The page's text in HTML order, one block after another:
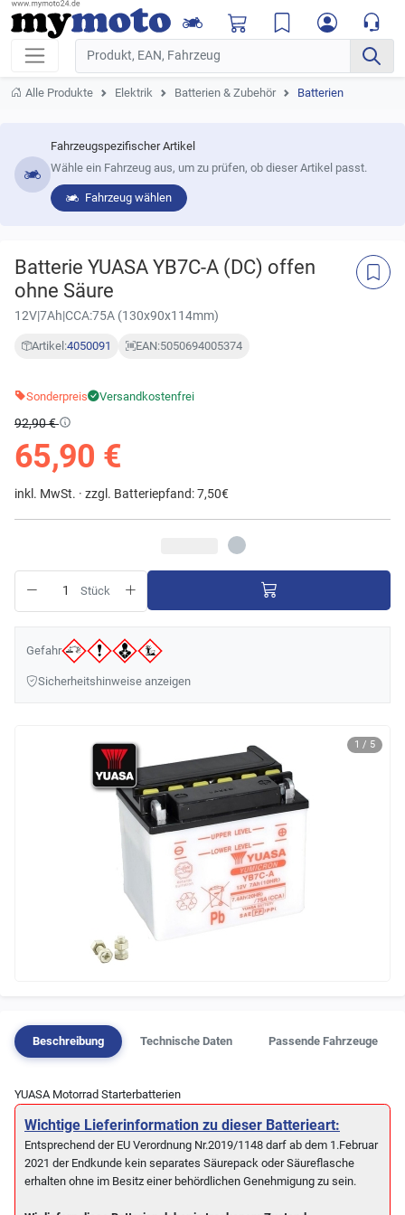
Alle Produkte Elektrik Batterien & Zubehör Batterien
Fahrzeugspezifischer Artikel
Wähle ein Fahrzeug aus, um zu prüfen, ob dieser Artikel passt.
Fahrzeug wählen
Batterie YUASA YB7C-A (DC) offen
ohne Säure
12V|7Ah|CCA:75A (130x90x114mm)
Artikel:4050091 EAN:5050694005374
1 / 5
Sonderpreis Versandkostenfrei
92,90 €
65,90 €
inkl. MwSt. · zzgl. Batteriepfand: 7,50€
Stück
Gefahr
Sicherheitshinweise anzeigen
Beschreibung Technische Daten Passende Fahrzeuge
YUASA Motorrad Starterbatterien
Wichtige Lieferinformation zu dieser Batterieart:
Entsprechend der EU Verordnung Nr.2019/1148 darf ab dem 1.Februar
2021 der Endkunde kein separates Säurepack oder Säureflasche
erhalten ohne im Besitz einer behördlichen Genehmigung zu sein.